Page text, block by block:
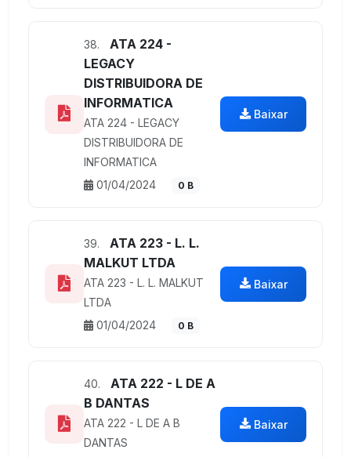
38.
ATA 224 -
LEGACY
DISTRIBUIDORA DE
INFORMATICA
ATA 224 - LEGACY
DISTRIBUIDORA DE
INFORMATICA
01/04/2024
0 B
Baixar
39.
ATA 223 - L. L.
MALKUT LTDA
ATA 223 - L. L. MALKUT
LTDA
01/04/2024
0 B
Baixar
40.
ATA 222 - L DE A
B DANTAS
ATA 222 - L DE A B
DANTAS
Baixar